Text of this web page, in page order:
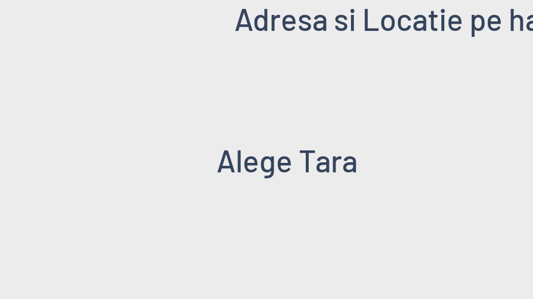
Adresa si Locatie pe
Alege Tara